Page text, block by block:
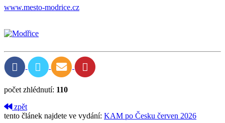
www.mesto-modrice.cz
počet zhlédnutí: 110
zpět
tento článek najdete ve vydání: KAM po Česku červen 2026